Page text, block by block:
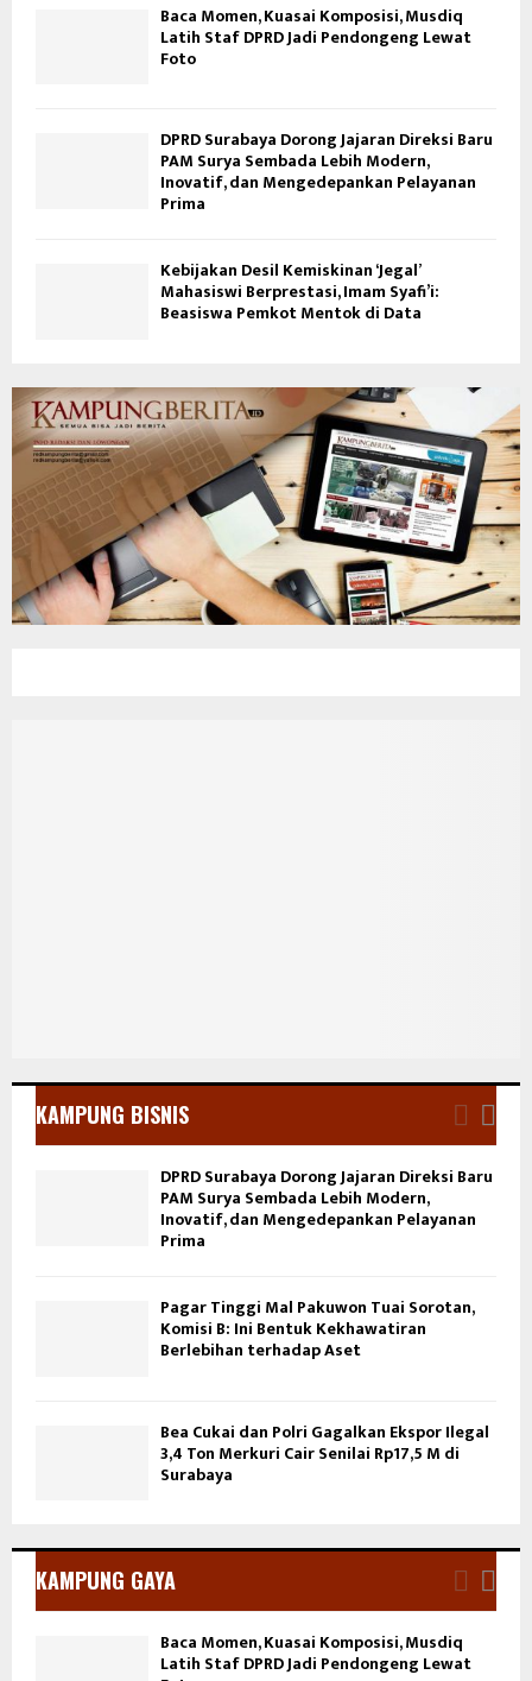
Baca Momen, Kuasai Komposisi, Musdiq
Latih Staf DPRD Jadi Pendongeng Lewat
Foto
DPRD Surabaya Dorong Jajaran Direksi Baru
PAM Surya Sembada Lebih Modern,
Inovatif, dan Mengedepankan Pelayanan
Prima
Kebijakan Desil Kemiskinan ‘Jegal’
Mahasiswi Berprestasi, Imam Syafi’i:
Beasiswa Pemkot Mentok di Data
KAMPUNG BISNIS
DPRD Surabaya Dorong Jajaran Direksi Baru
PAM Surya Sembada Lebih Modern,
Inovatif, dan Mengedepankan Pelayanan
Prima
Pagar Tinggi Mal Pakuwon Tuai Sorotan,
Komisi B: Ini Bentuk Kekhawatiran
Berlebihan terhadap Aset
Bea Cukai dan Polri Gagalkan Ekspor Ilegal
3,4 Ton Merkuri Cair Senilai Rp17,5 M di
Surabaya
KAMPUNG GAYA
Baca Momen, Kuasai Komposisi, Musdiq
Latih Staf DPRD Jadi Pendongeng Lewat